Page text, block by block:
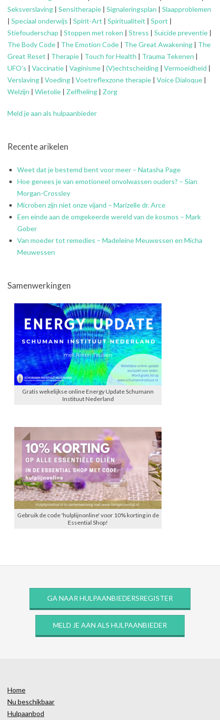
Seksverslaving | Sensitherapie | Signaleringsplan | Slaapproblemen
| Speciaal onderwijs | Spirit-Art | Spiritualiteit | Sport |
Stiefouderschap | Stoppen met roken | Stress | Suïcide preventie |
The Body Code | The Emotion Code | The Great Awakening | The
Great Reset | Therapie | Touch for Health | Trauma Tekenen |
UFO’s | Vaccinatie | Vaginisme | (V)echtscheiding | Vermoeidheid |
Verslaving | Voeding | Voetreflexzone therapie | Voice Dialoque |
Welzijn | Wietolie | Zelfheling | Zorg
Meld je aan als hulpaanbieder
Recente arikelen
Weet dat je bestemd bent voor meer – Natasha Page
Hoe genees je van emotioneel onvolwassen ouders? – Sian
Morgan-Crossley
Microben zijn niet onze vijand – Marizelle dr. Arce
Een einde aan de omgekeerde wereld van de kosmos – Mark
Gober
Van moeder tot remedies – Madeleine Meuwessen en Micha
Meuwessen
Samenwerkingen
Gratis wekelijkse online Energy Update Schumann
Instituut Nederland
Gebruik de code 'hulplijnonline' voor 10% korting in de
Essential Shop!
GA NAAR HULPAANBIEDERSREGISTER
MELD JE AAN ALS HULPAANBIEDER
Home
Nu beschikbaar
Hulpaanbod